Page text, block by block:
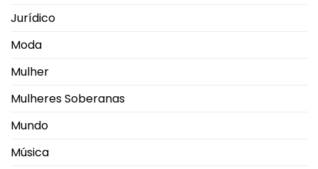
Jurídico
Moda
Mulher
Mulheres Soberanas
Mundo
Música